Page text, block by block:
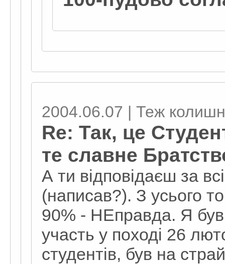
2004.06.07 | Теж
Re: Так, це
те славне
А ти відповідаєш за
(написав?). З усього
90% - НЕправда. Я був
участь у поході 26
студентів, був на